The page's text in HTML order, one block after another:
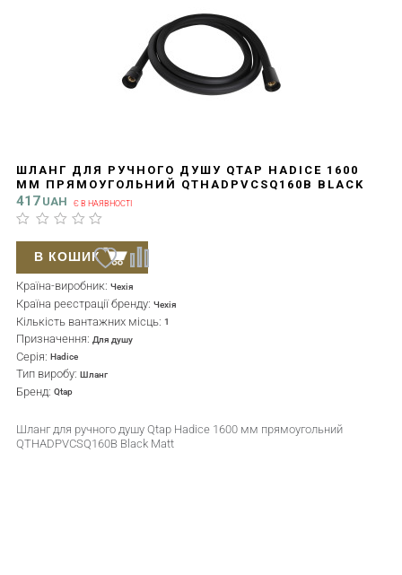
ШЛАНГ ДЛЯ РУЧНОГО ДУШУ QTAP HADICE 1600
ММ ПРЯМОУГОЛЬНИЙ QTHADPVCSQ160B BLACK
MATT
417 UAH Є В НАЯВНОСТІ
Країна-виробник: Чехія
Країна реєстрації бренду: Чехія
Кількість вантажних місць: 1
Призначення: Для душу
Серія: Hadice
Тип виробу: Шланг
Бренд: Qtap
Шланг для ручного душу Qtap Hadice 1600 мм прямоугольний
QTHADPVCSQ160B Black Matt
В КОШИК